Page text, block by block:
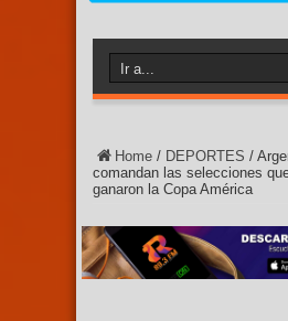
Home / DEPORTES /
comandan las selecciones
ganaron la Copa América